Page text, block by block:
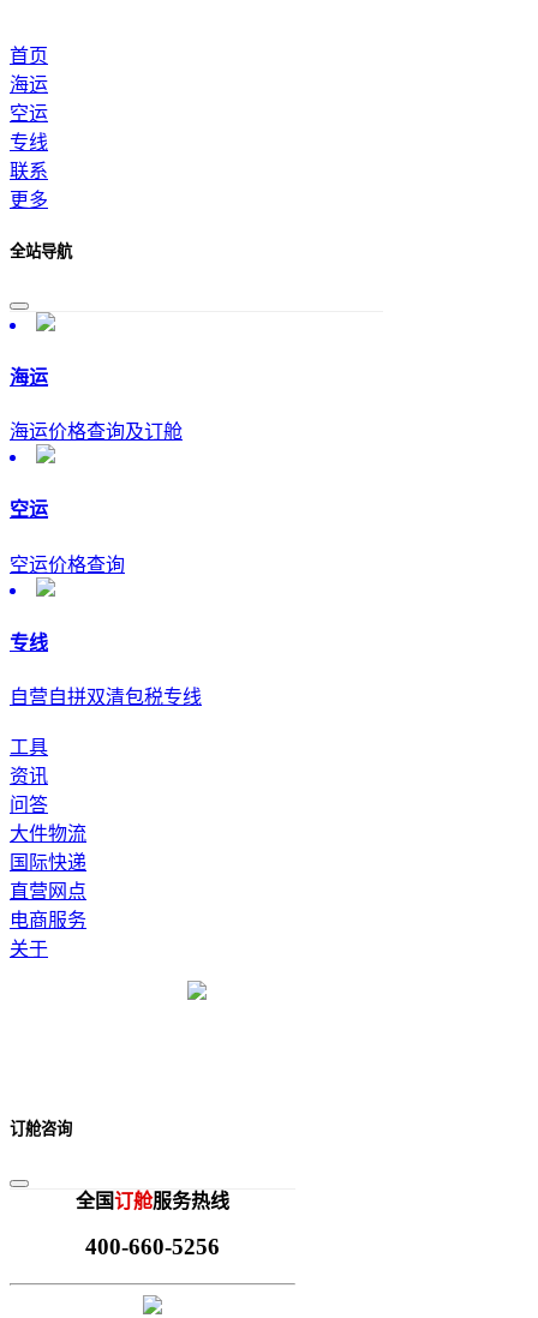
首页
海运
空运
专线
联系
更多
全站导航
海运
海运价格查询及订舱
空运
空运价格查询
专线
自营自拼双清包税专线
工具
资讯
问答
大件物流
国际快递
直营网点
电商服务
关于
订舱咨询
全国订舱服务热线
400-660-5256